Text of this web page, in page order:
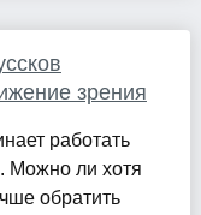
зрения
работать
Можно ли хотя
обратить